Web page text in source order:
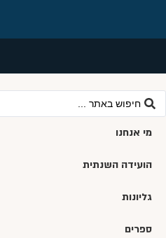
מי אנחנו
הועידה השנתית
גליונות
ספרים